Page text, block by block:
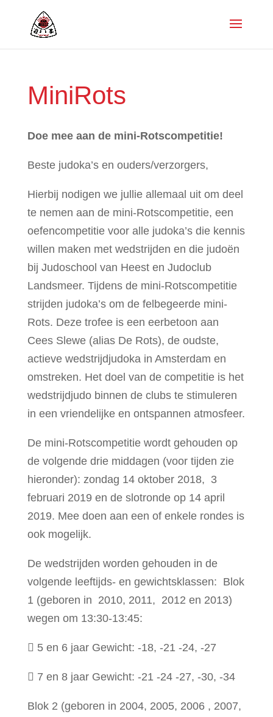
MiniRots
Doe mee aan de mini-Rotscompetitie!
Beste judoka’s en ouders/verzorgers,
Hierbij nodigen we jullie allemaal uit om deel
te nemen aan de mini-Rotscompetitie, een
oefencompetitie voor alle judoka’s die kennis
willen maken met wedstrijden en die judoën
bij Judoschool van Heest en Judoclub
Landsmeer. Tijdens de mini-Rotscompetitie
strijden judoka’s om de felbegeerde mini-
Rots. Deze trofee is een eerbetoon aan
Cees Slewe (alias De Rots), de oudste,
actieve wedstrijdjudoka in Amsterdam en
omstreken. Het doel van de competitie is het
wedstrijdjudo binnen de clubs te stimuleren
in een vriendelijke en ontspannen atmosfeer.
De mini-Rotscompetitie wordt gehouden op
de volgende drie middagen (voor tijden zie
hieronder): zondag 14 oktober 2018, 3
februari 2019 en de slotronde op 14 april
2019. Mee doen aan een of enkele rondes is
ook mogelijk.
De wedstrijden worden gehouden in de
volgende leeftijds- en gewichtsklassen: Blok
1 (geboren in 2010, 2011, 2012 en 2013)
wegen om 13:30-13:45:
 5 en 6 jaar Gewicht: -18, -21 -24, -27
 7 en 8 jaar Gewicht: -21 -24 -27, -30, -34
Blok 2 (geboren in 2004, 2005, 2006 , 2007,